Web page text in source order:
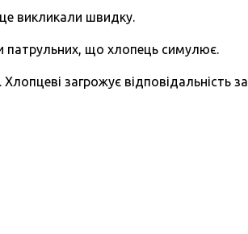
викликали швидку.
патрульних, що хлопець симулює.
загрожує відповідальність за